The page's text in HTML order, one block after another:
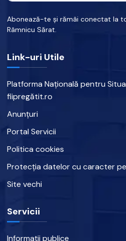
Abonează-te și rămâi conectat la
Râmnicu Sărat.
Link-uri Utile
Platforma Națională pentru
fiipregătit.ro
Anunțuri
Portal Servicii
Politica cookies
Protecția datelor cu caracter
Site vechi
Servicii
Informații publice